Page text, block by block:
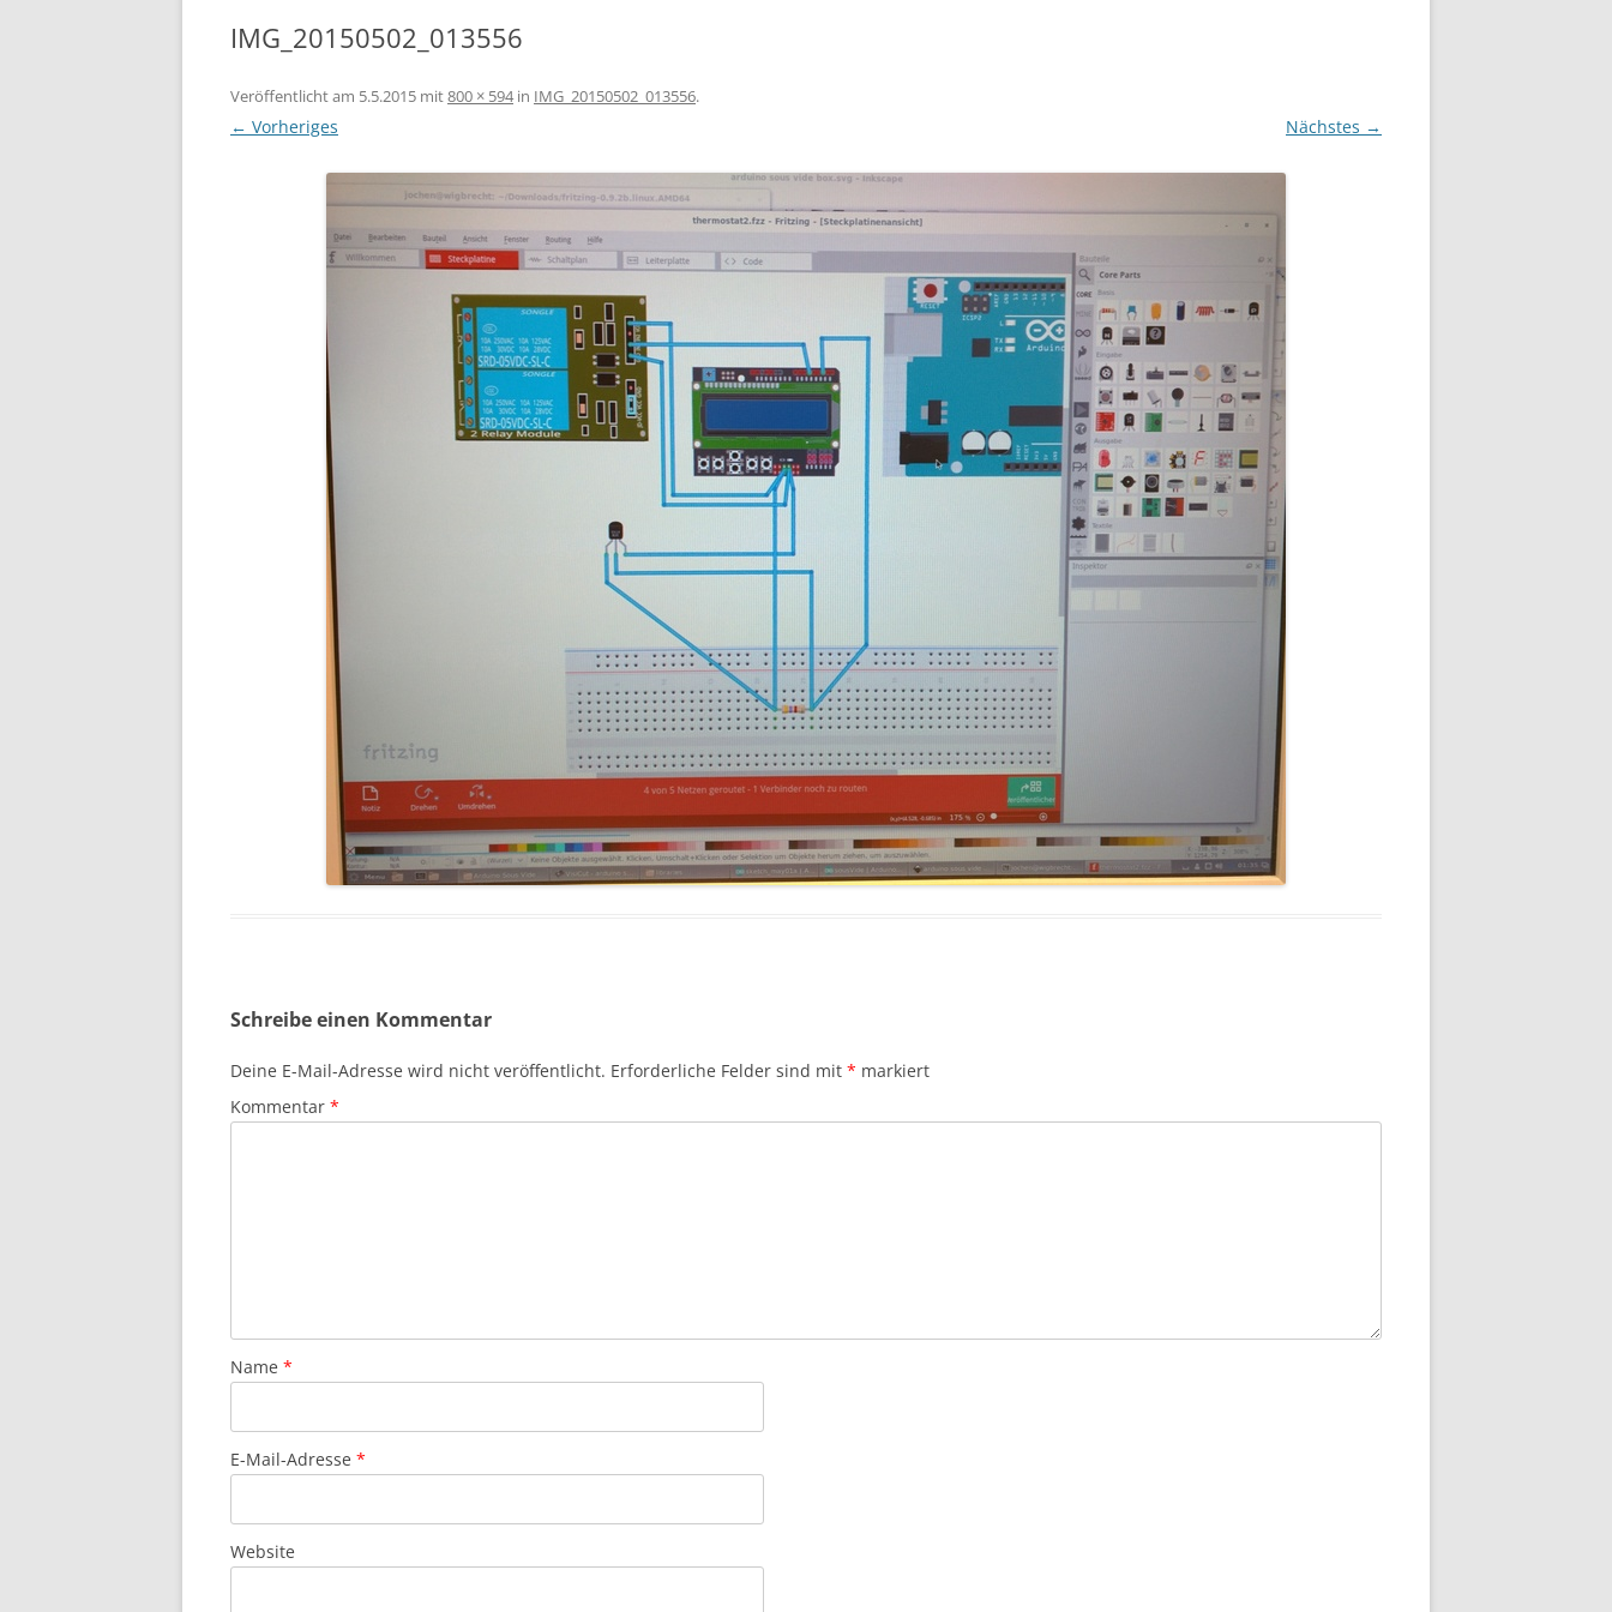
IMG_20150502_013556
Veröffentlicht am 5.5.2015 mit800 × 594in IMG_20150502_013556.
← Vorheriges Nächstes →
Schreibe einen Kommentar
Deine E-Mail-Adresse wird nicht veröffentlicht. Erforderliche Felder sind mit * markiert
Kommentar *
Name *
E-Mail-Adresse *
Website